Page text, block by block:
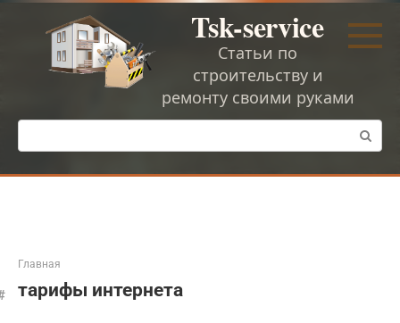
Перейти
Tsk-service
Статьи по
строительству и
ремонту своими руками
Поиск:
Главная
тарифы интернета